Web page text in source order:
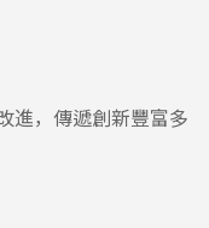
進，傳遞創新豐富多